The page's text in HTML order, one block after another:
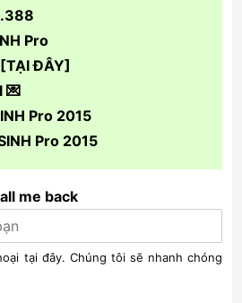
Pro
[TẠI ĐÂY]
💌
Pro 2015
Pro 2015
me back
tại đây. Chúng tôi sẽ nhanh chóng